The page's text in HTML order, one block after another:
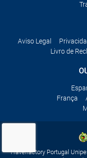
Aviso Legal
Livro de
França
Travelfactory Portugal